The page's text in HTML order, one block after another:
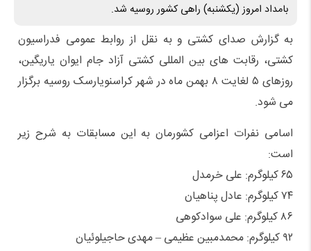
بامداد امروز (یکشنبه) راهی کشور روسیه شد.
به گزارش صدای کشتی و به نقل از روابط عمومی فدراسیون
کشتی، رقابت های بین المللی کشتی آزاد جام ایوان یاریگین،
روزهای ۵ لغایت ۸ بهمن ماه در شهر کراسنویارسک روسیه برگزار
می شود.
اسامی نفرات اعزامی کشورمان به این مسابقات به شرح زیر
است:
۶۵ کیلوگرم: علی خرمدل
۷۴ کیلوگرم: عادل پناهیان
۸۶ کیلوگرم: علی سوادکوهی
۹۲ کیلوگرم: محمدمبین عظیمی – مهدی حاجیلوئیان